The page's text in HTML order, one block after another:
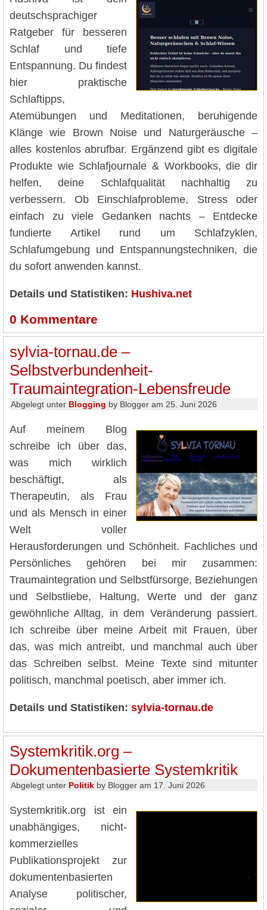
deutschsprachiger
Ratgeber für besseren
Schlaf und tiefe
Entspannung. Du findest
hier praktische
Schlaftipps,
Atemübungen und Meditationen, beruhigende
Klänge wie Brown Noise und Naturgeräusche –
alles kostenlos abrufbar. Ergänzend gibt es digitale
Produkte wie Schlafjournale & Workbooks, die dir
helfen, deine Schlafqualität nachhaltig zu
verbessern. Ob Einschlafprobleme, Stress oder
einfach zu viele Gedanken nachts – Entdecke
fundierte Artikel rund um Schlafzyklen,
Schlafumgebung und Entspannungstechniken, die
du sofort anwenden kannst.
Details und Statistiken: Hushiva.net
0 Kommentare
sylvia-tornau.de –
Selbstverbundenheit-
Traumaintegration-Lebensfreude
Abgelegt unter Blogging by Blogger am 25. Juni 2026
Auf meinem Blog
schreibe ich über das,
was mich wirklich
beschäftigt, als
Therapeutin, als Frau
und als Mensch in einer
Welt voller
Herausforderungen und Schönheit. Fachliches und
Persönliches gehören bei mir zusammen:
Traumaintegration und Selbstfürsorge, Beziehungen
und Selbstliebe, Haltung, Werte und der ganz
gewöhnliche Alltag, in dem Veränderung passiert.
Ich schreibe über meine Arbeit mit Frauen, über
das, was mich antreibt, und manchmal auch über
das Schreiben selbst. Meine Texte sind mitunter
politisch, manchmal poetisch, aber immer ich.
Details und Statistiken: sylvia-tornau.de
Systemkritik.org –
Dokumentenbasierte Systemkritik
Abgelegt unter Politik by Blogger am 17. Juni 2026
Systemkritik.org ist ein
unabhängiges, nicht-
kommerzielles
Publikationsprojekt zur
dokumentenbasierten
Analyse politischer,